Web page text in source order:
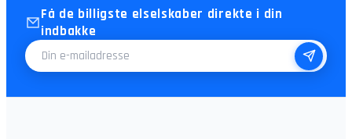
Få de billigste elselskaber direkte i din
indbakke
E-mailadresse